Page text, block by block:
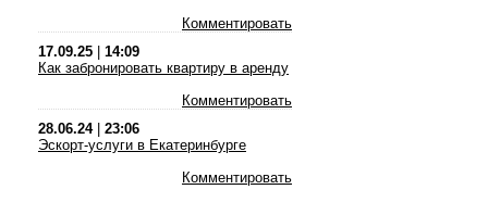
Комментировать
17.09.25
14:09
Как забронировать квартиру в аренду
Комментировать
28.06.24| 23:06
Эскорт-услуги в Екатеринбурге
Комментировать